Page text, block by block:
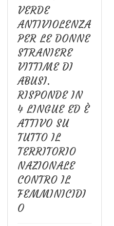
VERDE
ANTIVIOLENZA
PER LE DONNE
STRANIERE
VITTIME DI
ABUSI.
RISPONDE IN
4 LINGUE ED È
ATTIVO SU
TUTTO IL
TERRITORIO
NAZIONALE
CONTRO IL
FEMMINICIDI
O